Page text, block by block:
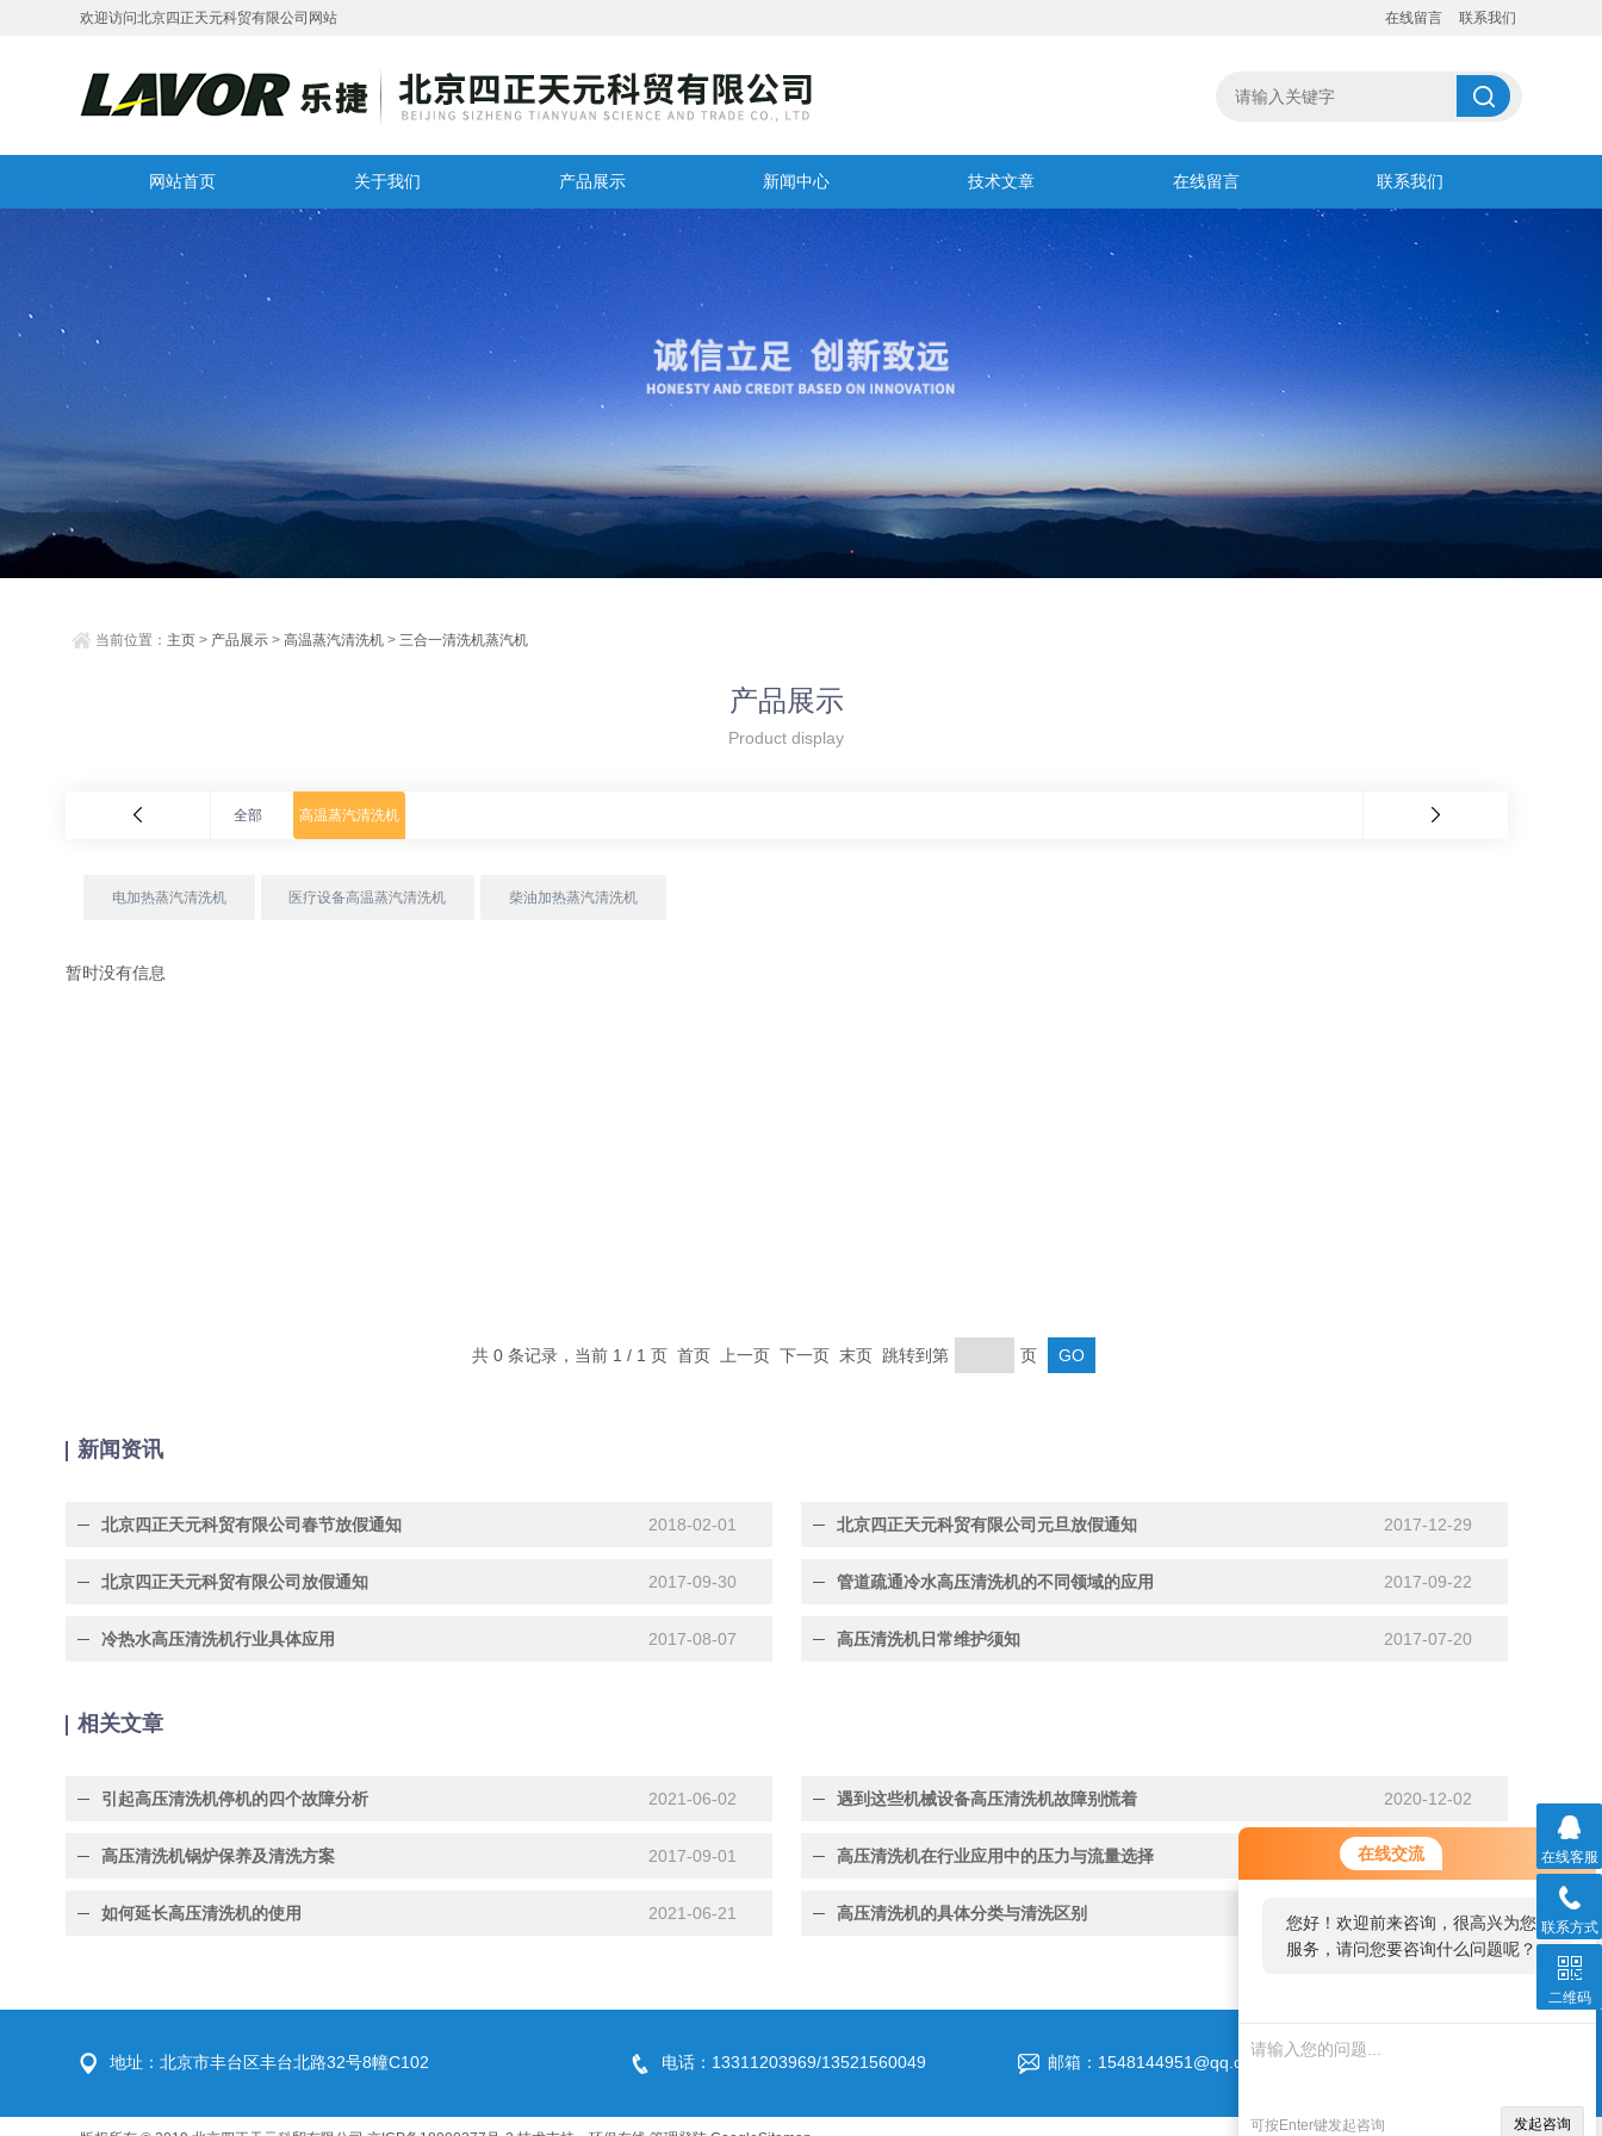
在线交流
您好！欢迎前来咨询，很高兴为您
服务，请问您要咨询什么问题呢？
可按Enter键发起咨询 发起咨询
欢迎访问北京四正天元科贸有限公司网站 在线留言 联系我们
网站首页 关于我们 产品展示 新闻中心 技术文章 在线留言 联系我们
当前位置： 主页 > 产品展示 >高温蒸汽清洗机 >三合一清洗机蒸汽机
产品展示
Product display
全部 高温蒸汽清洗机
电加热蒸汽清洗机 医疗设备高温蒸汽清洗机 柴油加热蒸汽清洗机
暂时没有信息
共 0 条记录，当前 1 / 1 页 首页 上一页 下一页 末页 跳转到第 页
新闻资讯
北京四正天元科贸有限公司春节放假通知 2018-02-01 北京四正天元科贸有限公司元旦放假通知 2017-12-29
北京四正天元科贸有限公司放假通知 2017-09-30 管道疏通冷水高压清洗机的不同领域的应用 2017-09-22
冷热水高压清洗机行业具体应用 2017-08-07 高压清洗机日常维护须知 2017-07-20
相关文章
引起高压清洗机停机的四个故障分析 2021-06-02 遇到这些机械设备高压清洗机故障别慌着 2020-12-02
高压清洗机锅炉保养及清洗方案 2017-09-01 高压清洗机在行业应用中的压力与流量选择 2017-02-10
如何延长高压清洗机的使用 2021-06-21 高压清洗机的具体分类与清洗区别 2020-08-25
地址：北京市丰台区丰台北路32号8幢C102 电话：13311203969/13521560049 邮箱：1548144951@qq.com
在线客服
联系方式
二维码